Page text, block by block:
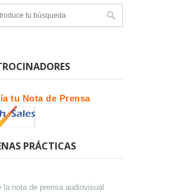
tu Nota de Prensa
PRÁCTICAS
la nota de prensa audiovisual